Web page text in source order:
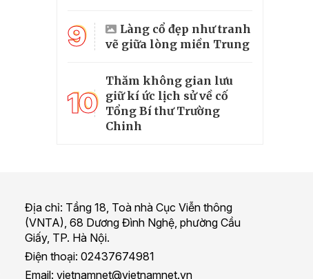
9
Làng cổ đẹp như tranh
vẽ giữa lòng miền Trung
10
Thăm không gian lưu
giữ kí ức lịch sử về cố
Tổng Bí thư Trường
Chinh
Địa chỉ: Tầng 18, Toà nhà Cục Viễn thông
(VNTA), 68 Dương Đình Nghệ, phường Cầu
Giấy, TP. Hà Nội.
Điện thoại: 02437674981
Email: vietnamnet@vietnamnet.vn